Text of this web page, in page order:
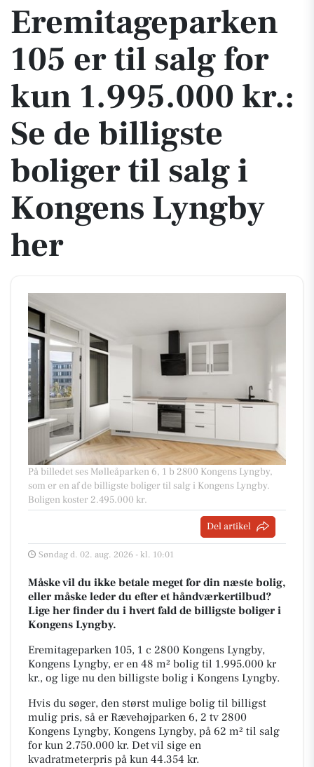
Eremitageparken
105 er til salg for
kun 1.995.000 kr.:
Se de billigste
boliger til salg i
Kongens Lyngby
her
På billedet ses Mølleåparken 6, 1 b 2800 Kongens Lyngby,
som er en af de billigste boliger til salg i Kongens Lyngby.
Boligen koster 2.495.000 kr.
Del artikel
Søndag d. 02. aug. 2026 - kl. 10:01
Måske vil du ikke betale meget for din næste bolig,
eller måske leder du efter et håndværkertilbud?
Lige her finder du i hvert fald de billigste boliger i
Kongens Lyngby.
Eremitageparken 105, 1 c 2800 Kongens Lyngby,
Kongens Lyngby, er en 48 m² bolig til 1.995.000 kr
kr., og lige nu den billigste bolig i Kongens Lyngby.
Hvis du søger, den størst mulige bolig til billigst
mulig pris, så er Rævehøjparken 6, 2 tv 2800
Kongens Lyngby, Kongens Lyngby, på 62 m² til salg
for kun 2.750.000 kr. Det vil sige en
kvadratmeterpris på kun 44.354 kr.